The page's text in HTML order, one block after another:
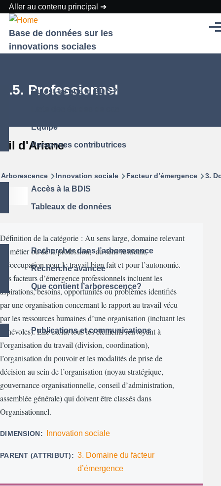
Aller au contenu principal
Base de données sur les
innovations sociales
Qu'est-ce que la BDIS?
Équipe
Personnes contributrices
Accès à la BDIS
Tableaux de données
Rechercher dans l’arborescence
Recherche avancée
Que contient l’arborescence?
Publications et communications
3.5. Professionnel
Fil d'Ariane
Arborescence Innovation sociale Facteur d’émergence 3.
Définition de la catégorie : Au sens large, domaine relevant
du métier ou de la profession, au sens restreint,
préoccupation pour le travail bien fait et pour l’autonomie.
Les facteurs d’émergence professionnels incluent les
aspirations, besoins, opportunités ou problèmes identifiés
par une organisation concernant le rapport au travail vécu
par les ressources humaines d’une organisation (incluant les
bénévoles). Elle exclut tous les éléments renvoyant à
l’organisation du travail (division, coordination),
l’organisation du pouvoir et les modalités de prise de
décision au sein de l’organisation (noyau stratégique,
gouvernance organisationnelle, conseil d’administration,
assemblée générale) qui doivent être classés dans
Organisationnel.
DIMENSION Innovation sociale
PARENT (ATTRIBUT)
3. Domaine du facteur
d’émergence